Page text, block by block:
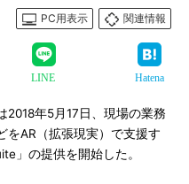
PC用表示
関連情報
LINE Hatena
年5月17日、現場の業務
をAR（拡張現実）で支援す
」の提供を開始した。